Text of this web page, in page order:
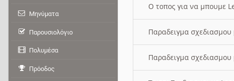
O τοπος για να μπουμε
Παραδειγμα
Παραδειγμα
Μηνύματα
Παρουσιολόγιο
Πολυμέσα
Πρόοδος